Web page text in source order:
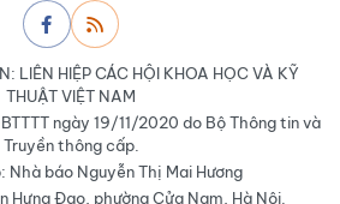
LIÊN HIỆP CÁC HỘI KHOA HỌC VÀ KỸ
THUẬT VIỆT NAM
ngày 19/11/2020 do Bộ Thông tin và
Truyền thông cấp.
Nhà báo Nguyễn Thị Mai Hương
Hưng Đạo, phường Cửa Nam, Hà Nội.